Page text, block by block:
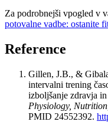
Za podrobnejši vpogled v
potovalne vadbe: ostanite
Reference
Gillen, J.B., &
intervalni trening
izboljšanje zdravja
Physiology,
PMID 24552392.